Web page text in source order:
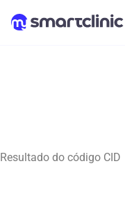
Resultado do código CID